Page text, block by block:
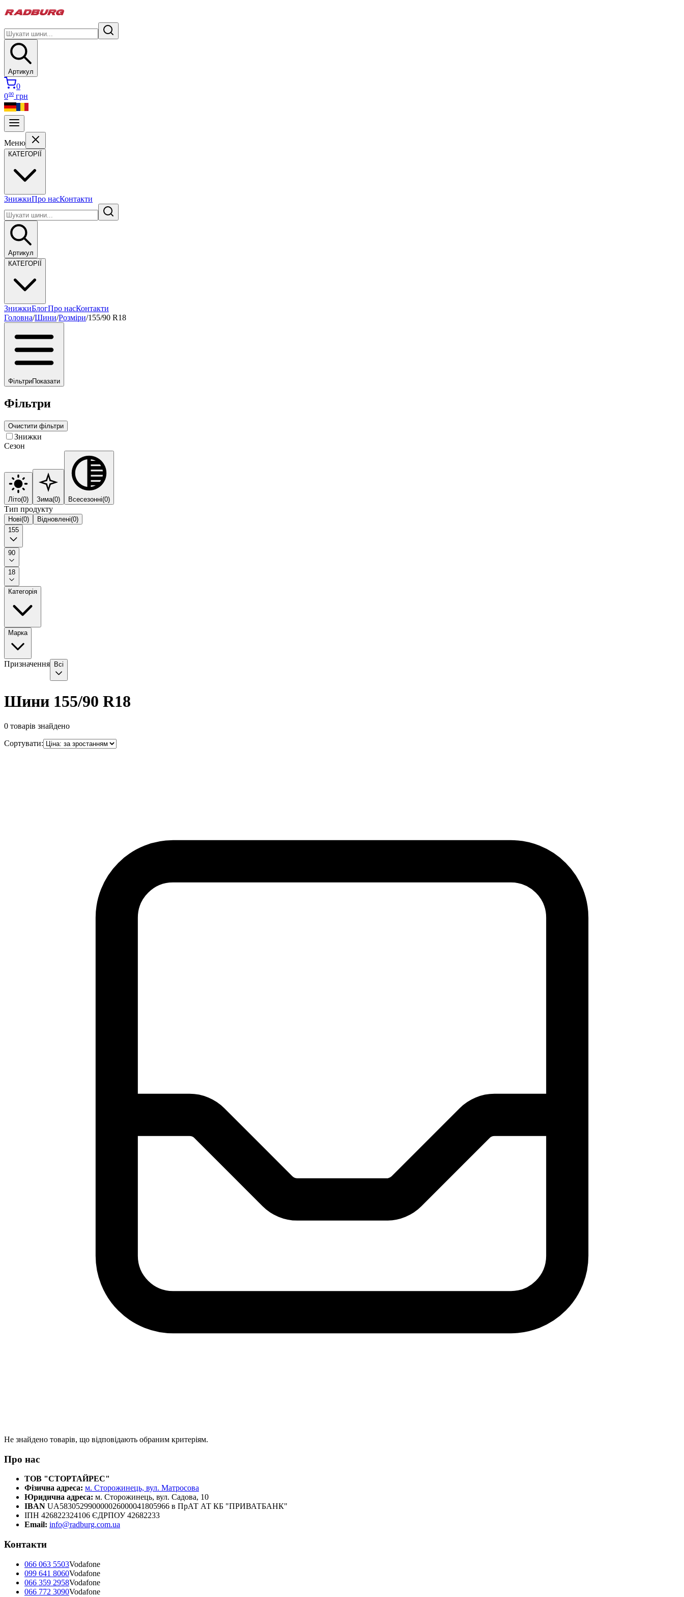
Артикул
0
000 грн
Меню
КАТЕГОРІЇ
ЗнижкиПро насКонтакти
Артикул
КАТЕГОРІЇ
ЗнижкиБлогПро насКонтакти
Головна/Шини/Розміри/155/90 R18
ФільтриПоказати
Фільтри
Очистити фільтри
Знижки
Сезон
Літо(0) Зима(0) Всесезонні(0)
Тип продукту
Нові(0) Відновлені(0)
155
90
18
Категорія
Марка
Призначення Всі
Шини 155/90 R18
0 товарів знайдено
Сортувати:
Не знайдено товарів, що відповідають обраним критеріям.
Про нас
ТОВ "СТОРТАЙРЕС"
Фізична адреса: м. Сторожинець, вул. Матросова
Юридична адреса: м. Сторожинець, вул. Садова, 10
IBAN UA583052990000026000041805966 в ПрАТ АТ КБ "ПРИВАТБАНК"
ІПН 426822324106 ЄДРПОУ 42682233
Email: info@radburg.com.ua
Контакти
066 063 5503Vodafone
099 641 8060Vodafone
066 359 2958Vodafone
066 772 3090Vodafone